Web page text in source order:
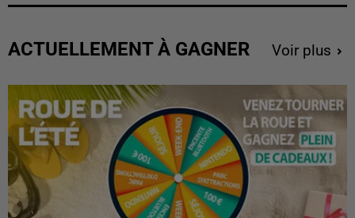
ACTUELLEMENT À GAGNER Voir plus